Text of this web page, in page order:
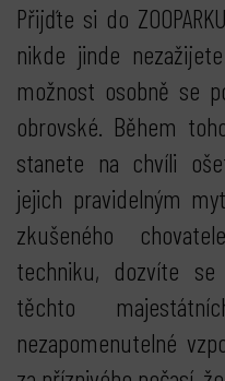
Přijďte si do
nikde jinde
možnost osobně se
obrovské. Během
stanete na chvíli
jejich pravidelným
zkušeného
techniku, dozvíte
těchto
nezapomenutelné